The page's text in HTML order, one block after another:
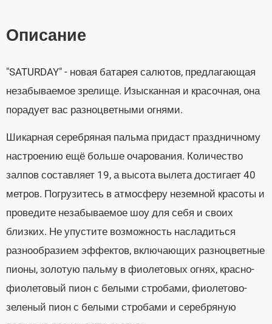
Описание
"SATURDAY" - новая батарея салютов, предлагающая
незабываемое зрелище. Изысканная и красочная, она
порадует вас разноцветными огнями.
Шикарная серебряная пальма придаст праздничному
настроению ещё больше очарования. Количество
залпов составляет 19, а высота вылета достигает 40
метров. Погрузитесь в атмосферу неземной красоты и
проведите незабываемое шоу для себя и своих
близких. Не упустите возможность насладиться
разнообразием эффектов, включающих разноцветные
пионы, золотую пальму в фиолетовых огнях, красно-
фиолетовый пион с белыми стробами, фиолетово-
зеленый пион с белыми стробами и серебряную